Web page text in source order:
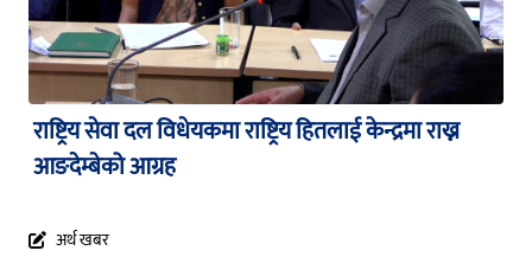
राष्ट्रिय सेवा दल विधेयकमा राष्ट्रिय हितलाई केन्द्रमा राख्न
आङदेम्बेको आग्रह
अर्थ खबर